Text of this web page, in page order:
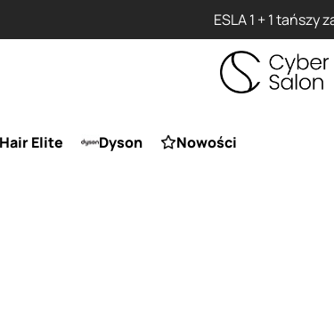
ESLA 1 + 1 tańszy za
Hair Elite Dyson Nowości